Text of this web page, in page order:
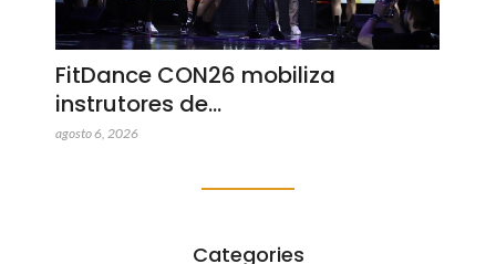
FitDance CON26 mobiliza
instrutores de…
agosto 6, 2026
Categories